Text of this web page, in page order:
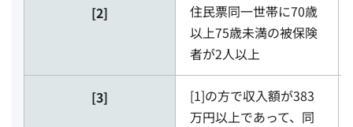
[2]
住民票同一世帯に70歳
以上75歳未満の被保険
者が2人以上
[3]
[1]の方で収入額が383
万円以上であって、同